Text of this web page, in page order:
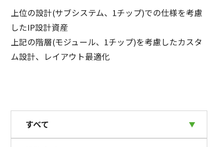
上位の設計(サブシステム、1チップ)での仕様を考慮
したIP設計資産
上記の階層(モジュール、1チップ)を考慮したカスタ
ム設計、レイアウト最適化
すべて